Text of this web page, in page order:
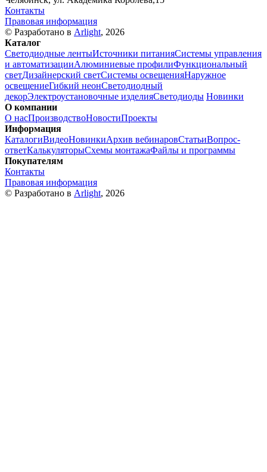
Контакты
Правовая информация
© Разработано в Arlight, 2026
Каталог
Светодиодные лентыИсточники питанияСистемы управления
и автоматизацииАлюминиевые профилиФункциональный
светДизайнерский светСистемы освещенияНаружное
освещениеГибкий неонСветодиодный
декорЭлектроустановочные изделияСветодиоды Новинки
О компании
О насПроизводствоНовостиПроекты
Информация
КаталогиВидеоНовинкиАрхив вебинаровСтатьиВопрос-
ответКалькуляторыСхемы монтажаФайлы и программы
Покупателям
Контакты
Правовая информация
© Разработано в Arlight, 2026